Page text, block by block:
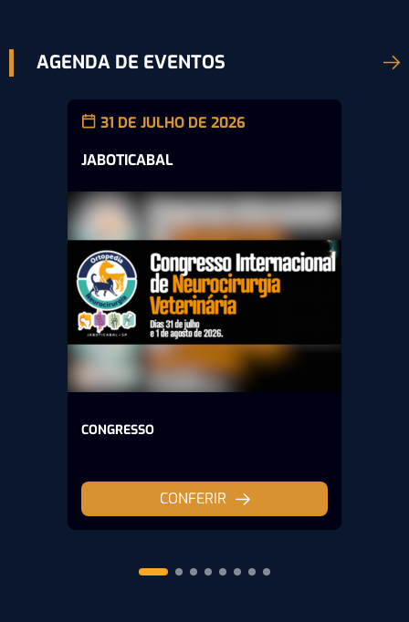
AGENDA DE EVENTOS
31 DE JULHO DE 2026
JABOTICABAL
CONGRESSO
CONFERIR